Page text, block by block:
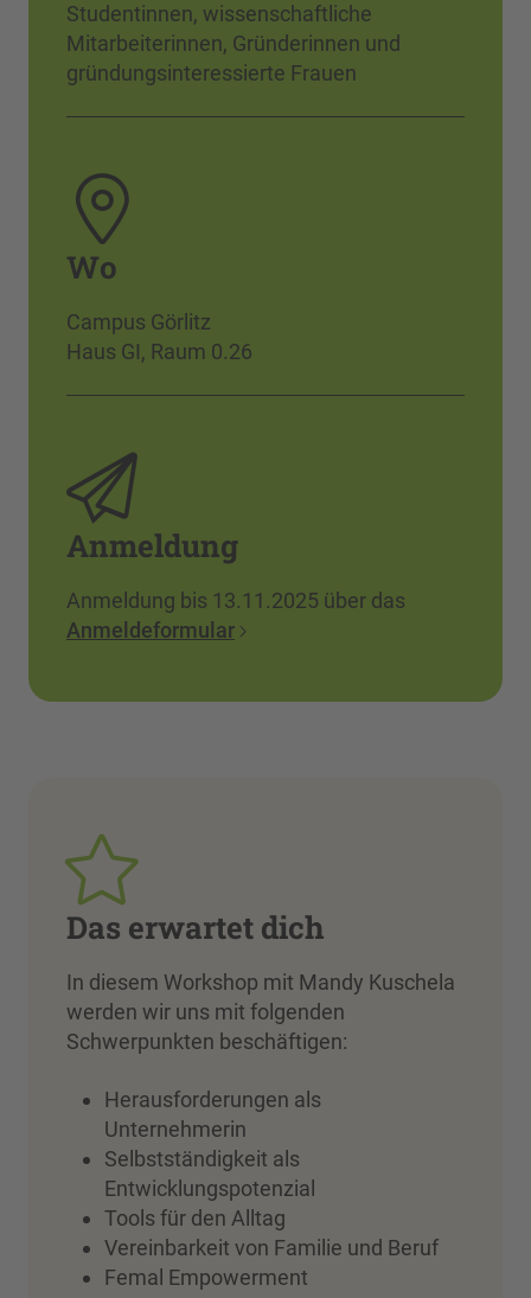
Studentinnen, wissenschaftliche
Mitarbeiterinnen, Gründerinnen und
gründungsinteressierte Frauen
Wo
Campus Görlitz
Haus GI, Raum 0.26
Anmeldung
Anmeldung bis 13.11.2025 über das
Anmeldeformular
Das erwartet dich
In diesem Workshop mit Mandy Kuschela
werden wir uns mit folgenden
Schwerpunkten beschäftigen:
Herausforderungen als
Unternehmerin
Selbstständigkeit als
Entwicklungspotenzial
Tools für den Alltag
Vereinbarkeit von Familie und Beruf
Femal Empowerment